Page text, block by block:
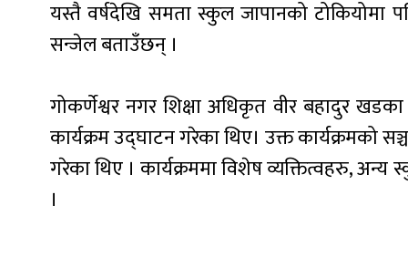
यस्तै वर्षदेखि समता स्कुल जापानको टोकियोमा
सन्जेल बताउँछन् ।
गोकर्णेश्वर नगर शिक्षा अधिकृत वीर बहादुर
कार्यक्रम उद्घाटन गरेका थिए। उक्त कार्यक्रमको
गरेका थिए । कार्यक्रममा विशेष व्यक्तित्वहरु,
।